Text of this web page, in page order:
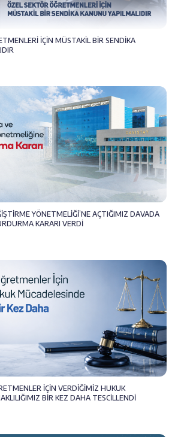
İÇİN MÜSTAKİL BİR SENDİKA
YÖNETMELİĞİ’NE AÇTIĞIMIZ DAVADA
KARARI VERDİ
İÇİN VERDİĞİMİZ HUKUK
BİR KEZ DAHA TESCİLLENDİ